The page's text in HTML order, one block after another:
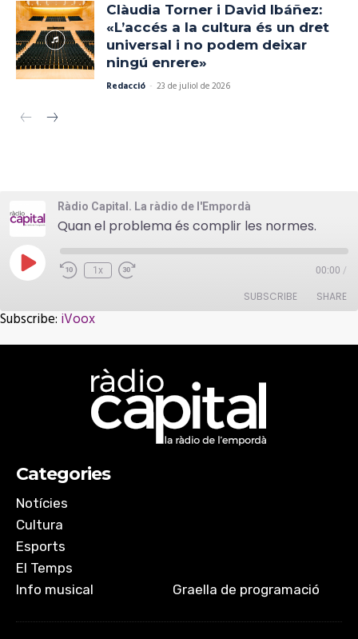
Clàudia Torner i David Ibáñez:
«L’accés a la cultura és un dret
universal i no podem deixar
ningú enrere»
Redacció - 23 de juliol de 2026
Ràdio Capital. La ràdio de l'Empordà
Quan el problema és complir les normes.
Play
Episode
1x 00:00 /
SUBSCRIBE SHARE
iVoox
SHARE
EMBED
Subscribe: iVoox
Categories
Notícies
Cultura
Esports
El Temps
Info musical
Graella de programació